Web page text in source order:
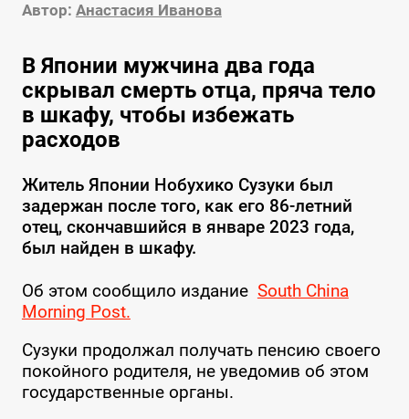
Автор: Анастасия Иванова
В Японии мужчина два года
скрывал смерть отца, пряча тело
в шкафу, чтобы избежать
расходов
Житель Японии Нобухико Сузуки был
задержан после того, как его 86-летний
отец, скончавшийся в январе 2023 года,
был найден в шкафу.
Об этом сообщило издание South China
Morning Post.
Сузуки продолжал получать пенсию своего
покойного родителя, не уведомив об этом
государственные органы.